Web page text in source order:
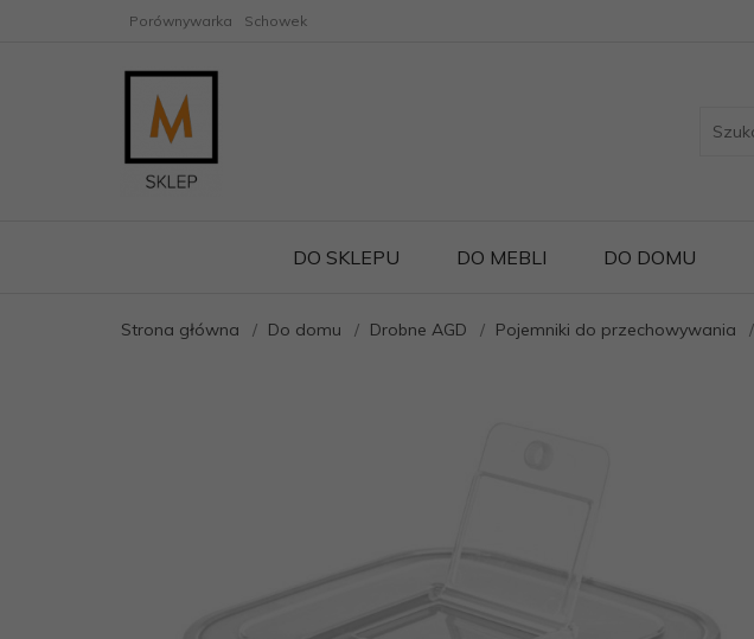
Porównywarka Schowek
DO SKLEPU DO MEBLI DO DOMU
Strona główna Do domu Drobne AGD Pojemniki do przechowywania